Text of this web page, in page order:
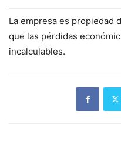
La empresa es propiedad
que las pérdidas
incalculables.